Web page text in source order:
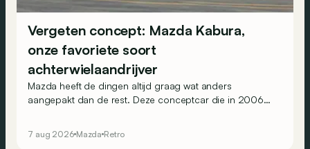
Vergeten concept: Mazda Kabura,
onze favoriete soort
achterwielaandrijver
Mazda heeft de dingen altijd graag wat anders
aangepakt dan de rest. Deze conceptcar die in 2006
7 aug 2026 Mazda Retro